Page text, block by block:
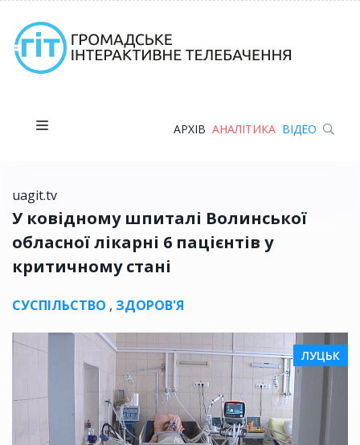
АРХІВ АНАЛІТИКА ВІДЕО
uagit.tv
У ковідному шпиталі Волинської
обласної лікарні 6 пацієнтів у
критичному стані
СУСПІЛЬСТВО , ЗДОРОВ'Я
ЛУЦЬК